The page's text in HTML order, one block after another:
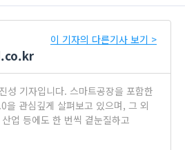
이 기자의 다른기사 보기 >
성 기자입니다. 스마트공장을 포함한
을 관심깊게 살펴보고 있으며, 그 외
업 등에도 한 번씩 곁눈질하고